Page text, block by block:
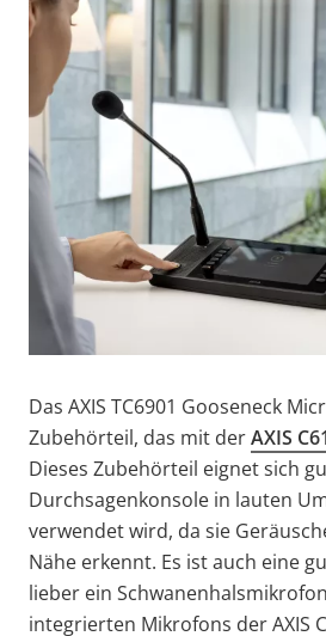
Das AXIS TC6901 Gooseneck
Zubehörteil, das mit derAXIS
Dieses Zubehörteil eignet sich
Durchsagenkonsole in lauten
verwendet wird, da sie
Nähe erkennt. Es ist auch eine
lieber ein
integrierten Mikrofons der AXIS